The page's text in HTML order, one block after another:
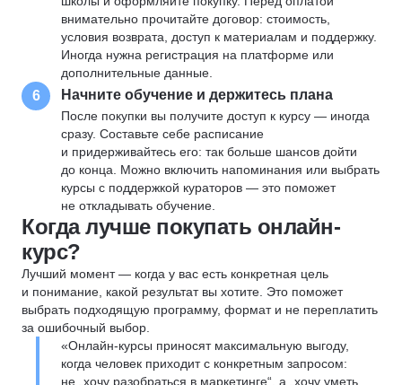
внимательно прочитайте договор: стоимость,
условия возврата, доступ к материалам и поддержку.
Иногда нужна регистрация на платформе или
дополнительные данные.
6 Начните обучение и держитесь плана
После покупки вы получите доступ к курсу — иногда
сразу. Составьте себе расписание
и придерживайтесь его: так больше шансов дойти
до конца. Можно включить напоминания или выбрать
курсы с поддержкой кураторов — это поможет
не откладывать обучение.
Когда лучше покупать онлайн-
курс?
Лучший момент — когда у вас есть конкретная цель
и понимание, какой результат вы хотите. Это поможет
выбрать подходящую программу, формат и не переплатить
за ошибочный выбор.
«Онлайн-курсы приносят максимальную выгоду,
когда человек приходит с конкретным запросом:
не „хочу разобраться в маркетинге“, а „хочу уметь